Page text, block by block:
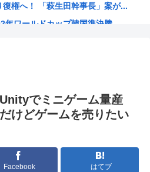
ジプト国籍の男性を不起訴処分...
復権へ！ 「萩生田幹事長」案が...
ワールドカップ韓国準決勝...
、明らかにケンモメン
協会、FIFA会長に確固たる...
バスには運転手いた。常識的に...
逮捕されない」は間違いだった…...
ーが色々おかしいwww
ーしてる動画 or 高市早苗...
でミニゲーム量産
けどゲームを売りたい
Facebook はてブ